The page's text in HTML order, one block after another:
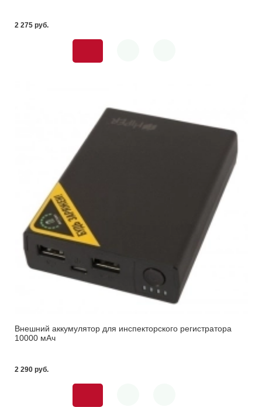
2 275 pуб.
Внешний аккумулятор для инспекторского регистратора
10000 мАч
2 290 pуб.